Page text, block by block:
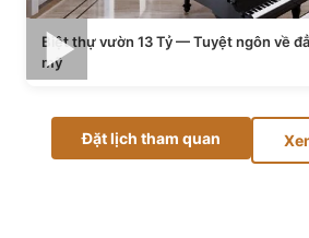
Biệt thự vườn 13 Tỷ — Tuyệt ngôn về
mỹ
Đặt lịch tham quan